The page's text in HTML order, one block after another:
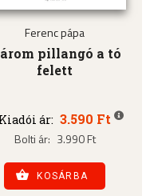
Ferenc pápa
pillangó a tó
felett
Kiadói ár: 3.590 Ft
Bolti ár: 3.990 Ft
KOSÁRBA